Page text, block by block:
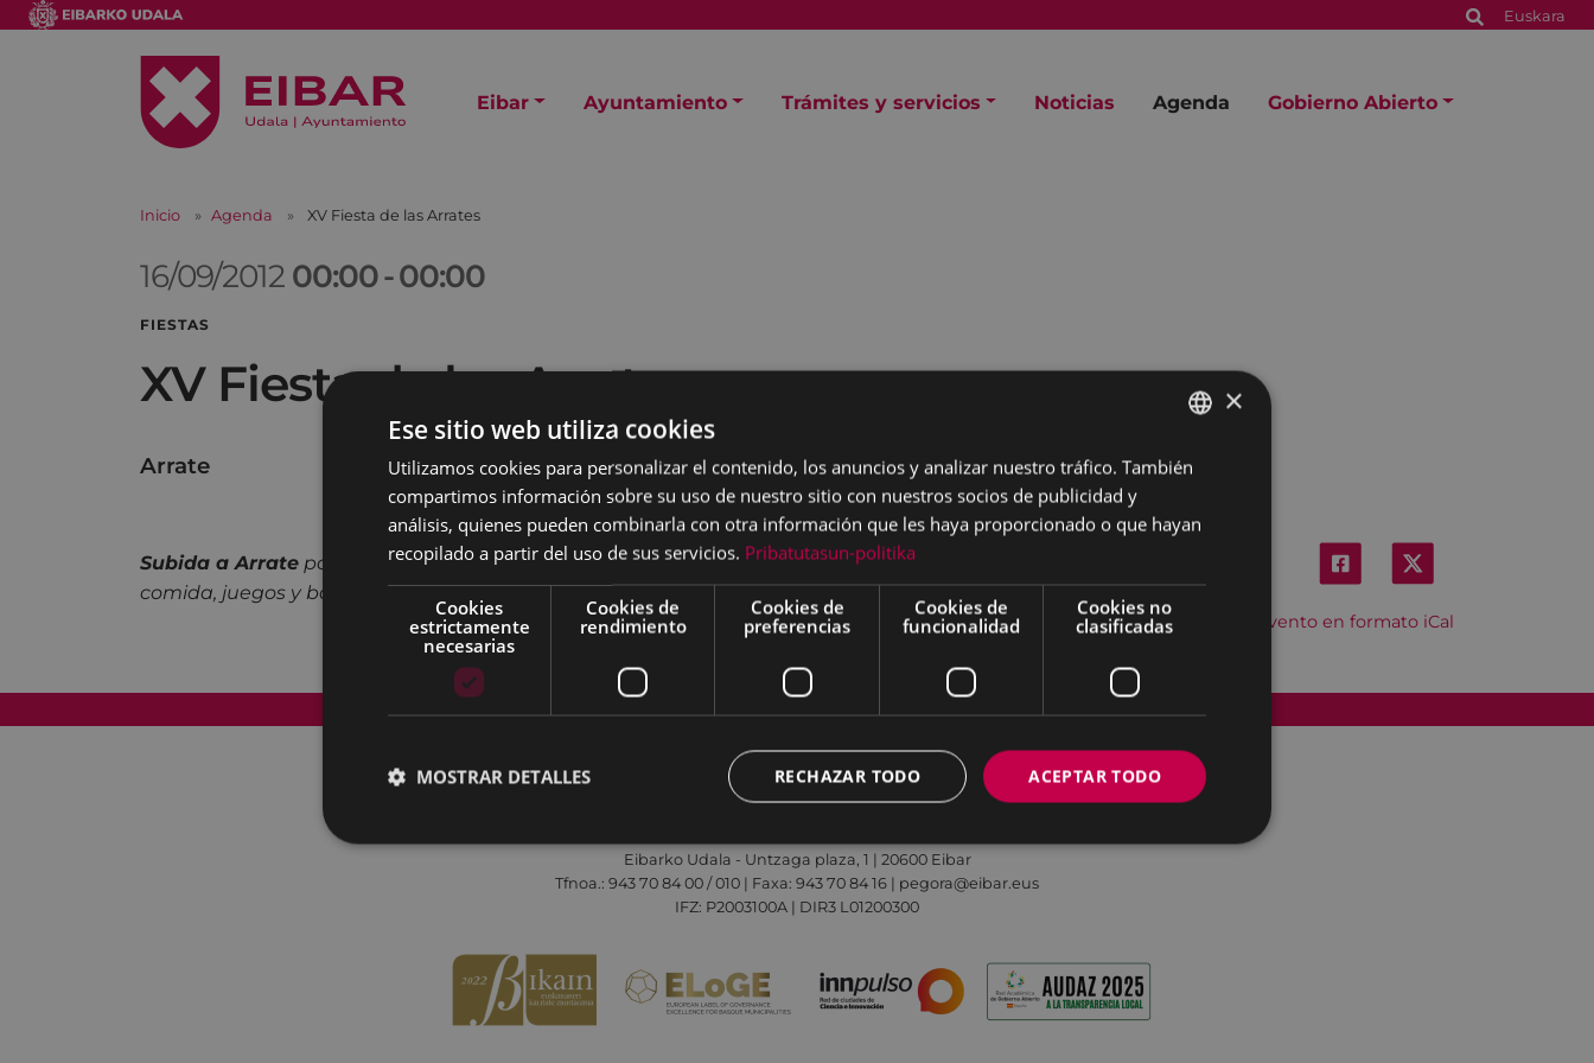
Euskara
Eibar Ayuntamiento Trámites y servicios Noticias Agenda Gobierno Abierto
Inicio Agenda XV Fiesta de las Arrates
16/09/2012 00:00-00:00
FIESTAS
XV Fiesta de las Arrates
Arrate
Descargar el evento en formato iCal
Subida a Arrate por el camino de los pasos de la Virgen, misa,
comida, juegos y baile.
Eibarko Udala - Untzaga plaza, 1 | 20600 Eibar
Tfnoa.: 943 70 84 00 / 010 | Faxa: 943 70 84 16 | pegora@eibar.eus
IFZ: P2003100A | DIR3 L01200300
BASQUE
×
Ese sitio web utiliza cookies
Utilizamos cookies para personalizar el contenido, los anuncios y analizar nuestro tráfico. También
compartimos información sobre su uso de nuestro sitio con nuestros socios de publicidad y
análisis, quienes pueden combinarla con otra información que les haya proporcionado o que hayan
recopilado a partir del uso de sus servicios. Pribatutasun-politika
Cookies
estrictamente
necesarias
Cookies de
rendimiento
Cookies de
preferencias
Cookies de
funcionalidad
Cookies no
clasificadas
ACEPTAR TODO
RECHAZAR TODO
MOSTRAR DETALLES